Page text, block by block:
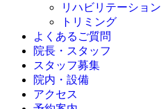
リハビリテーション
トリミング
よくあるご質問
院長・スタッフ
スタッフ募集
院内・設備
アクセス